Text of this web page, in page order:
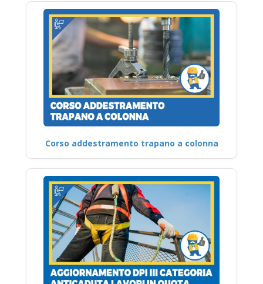
Corso addestramento trapano a colonna